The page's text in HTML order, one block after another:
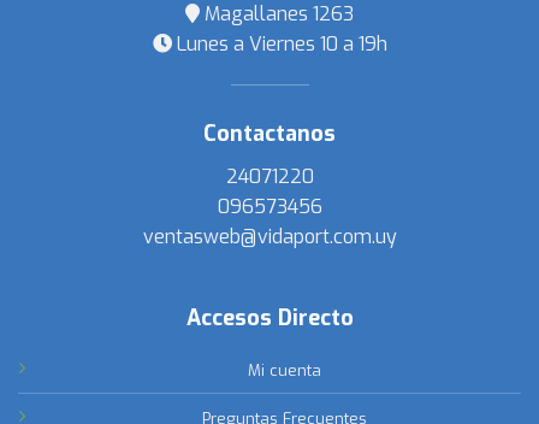
Magallanes 1263
Lunes a Viernes 10 a 19h
Contactanos
24071220
096573456
ventasweb@vidaport.com.uy
Accesos Directo
Mi cuenta
Preguntas Frecuentes